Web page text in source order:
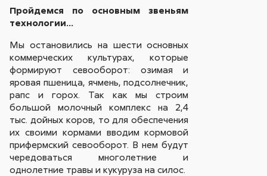
Пройдемся по основным звеньям
технологии...
Мы остановились на шести основных
коммерческих культурах, которые
формируют севооборот: озимая и
яровая пшеница, ячмень, подсолнечник,
рапс и горох. Так как мы строим
большой молочный комплекс на 2,4
тыс. дойных коров, то для обеспечения
их своими кормами вводим кормовой
прифермский севооборот. В нем будут
чередоваться многолетние и
однолетние травы и кукуруза на силос.